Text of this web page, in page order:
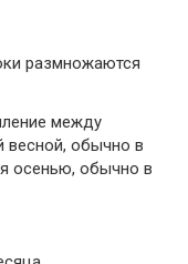
размножаются
между
весной, обычно в
осенью, обычно в